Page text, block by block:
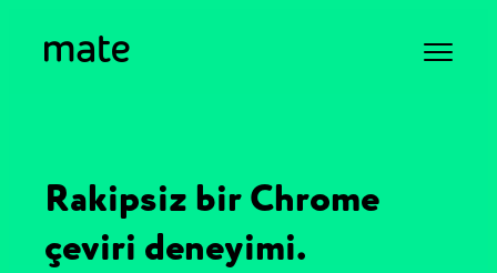
Rakipsiz bir Chrome
çeviri deneyimi.